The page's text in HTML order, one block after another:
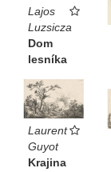
Lajos
Luzsicza
Dom
lesníka
Laurent
Guyot
Krajina